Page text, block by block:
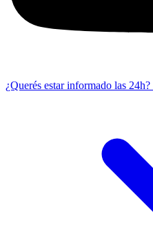
¿Querés estar informado las 24h?